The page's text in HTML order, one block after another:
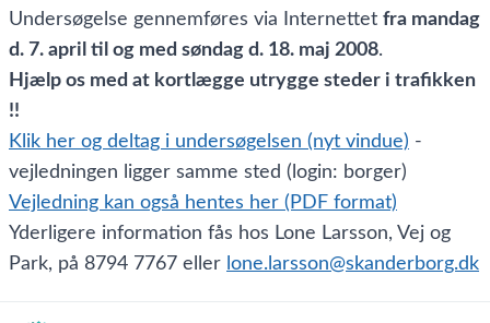
Undersøgelse gennemføres via Internettet fra mandag
d. 7. april til og med søndag d. 18. maj 2008.
Hjælp os med at kortlægge utrygge steder i trafikken
!!
Klik her og deltag i undersøgelsen (nyt vindue) -
vejledningen ligger samme sted (login: borger)
Vejledning kan også hentes her (PDF format)
Yderligere information fås hos Lone Larsson, Vej og
Park, på 8794 7767 eller lone.larsson@skanderborg.dk